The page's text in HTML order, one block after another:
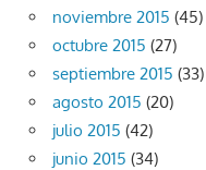
noviembre 2015 (45)
octubre 2015 (27)
septiembre 2015 (33)
agosto 2015 (20)
julio 2015 (42)
junio 2015 (34)